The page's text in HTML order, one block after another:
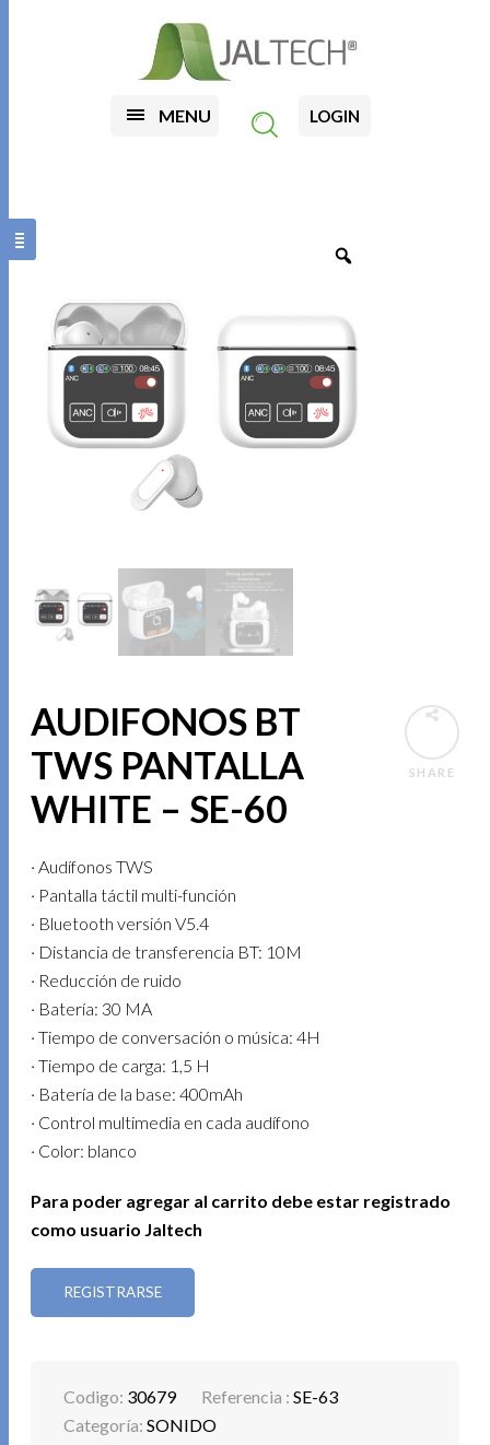
MENU LOGIN
SHARE
AUDIFONOS BT
TWS PANTALLA
WHITE – SE-60
· Audífonos TWS
· Pantalla táctil multi-función
· Bluetooth versión V5.4
· Distancia de transferencia BT: 10M
· Reducción de ruido
· Batería: 30 MA
· Tiempo de conversación o música: 4H
· Tiempo de carga: 1,5 H
· Batería de la base: 400mAh
· Control multimedia en cada audífono
· Color: blanco
Para poder agregar al carrito debe estar registrado
como usuario Jaltech
REGISTRARSE
Codigo: 30679 Referencia :SE-63
Categoría:SONIDO